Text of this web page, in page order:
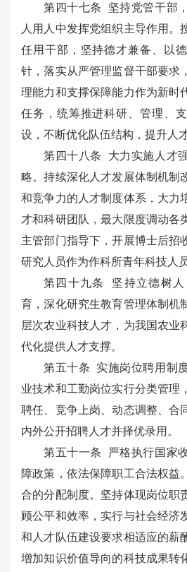
第四十七条 坚持党管干部
人用人中发挥党组织主导作用。
任用干部，坚持德才兼备、以
针，落实从严管理监督干部要求
理能力和支撑保障能力作为新时
任务，统筹推进科研、管理、
设，不断优化队伍结构，提升人
第四十八条 大力实施人才
略。持续深化人才发展体制机制
和竞争力的人才制度体系，大力
才和科研团队，最大限度调动各
主管部门指导下，开展博士后招
研究人员作为作科所青年科技人
第四十九条 坚持立德树人
育，深化研究生教育管理体制机
层次农业科技人才，为我国农业
代化提供人才支撑。
第五十条 实施岗位聘用制
业技术和工勤岗位实行分类管理
聘任、竞争上岗、动态调整、合
内外公开招聘人才并择优录用。
第五十一条 严格执行国家
障政策，依法保障职工合法权益
合的分配制度。坚持体现岗位职
顾公平和效率，实行与社会经济
和人才队伍建设要求相适应的薪
增加知识价值导向的科技成果转